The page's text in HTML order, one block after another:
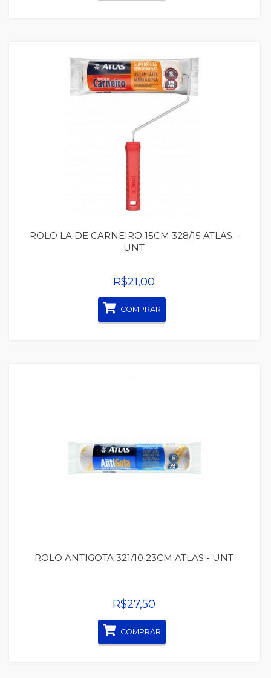
ROLO LA DE CARNEIRO 15CM 328/15 ATLAS -
UNT
R$21,00
COMPRAR
Quickview
ROLO ANTIGOTA 321/10 23CM ATLAS - UNT
R$27,50
COMPRAR